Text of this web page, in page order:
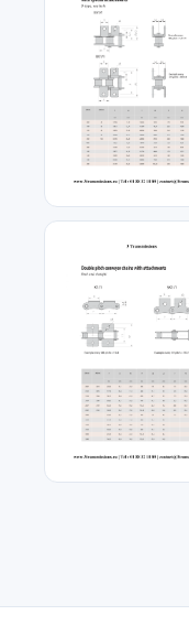
patte en X